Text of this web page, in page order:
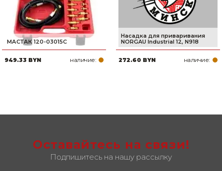
МАСТАК 120-03015C
949.33 BYN наличие:
Насадка для приваривания
NORGAU Industrial 12, N918
272.60 BYN наличие:
Оставайтесь на связи!
Подпишитесь на нашу рассылку